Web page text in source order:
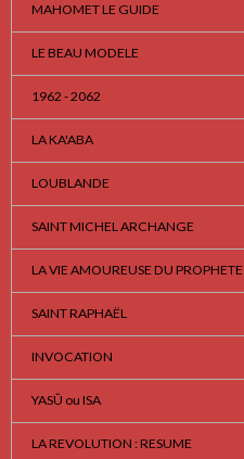
MAHOMET LE GUIDE
LE BEAU MODELE
1962 - 2062
LA KA'ABA
LOUBLANDE
SAINT MICHEL ARCHANGE
LA VIE AMOUREUSE DU PROPHETE
SAINT RAPHAËL
INVOCATION
YASÛ ou ISA
LA REVOLUTION : RESUME